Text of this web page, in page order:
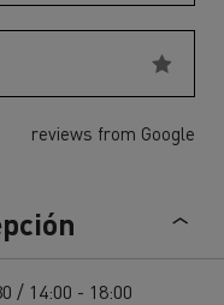
reviews from Google
/ 14:00 - 18:00